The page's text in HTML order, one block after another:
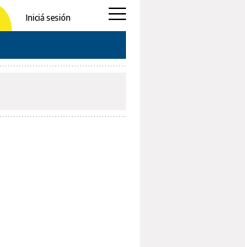
Iniciá sesión